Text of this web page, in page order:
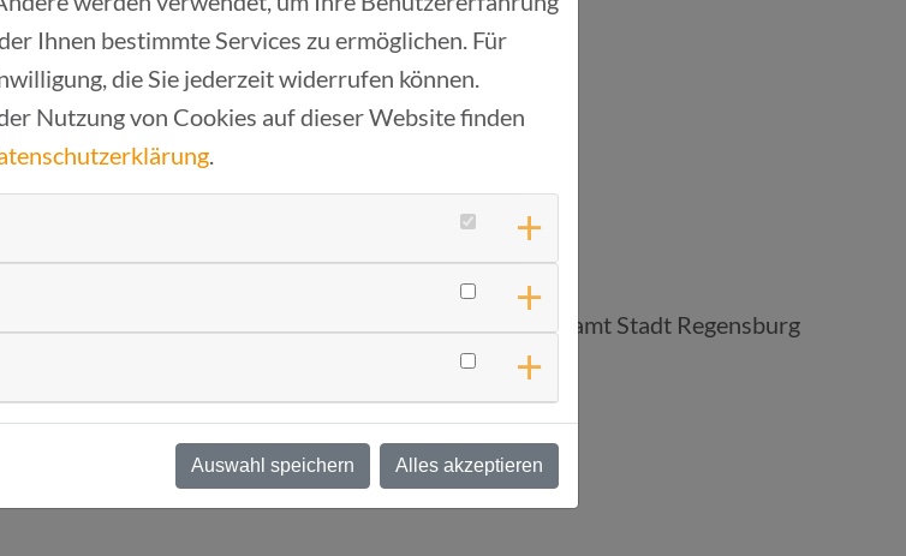
Saskia Reichel, zukünftige Abteilungsleiterin, Vergabeamt Stadt Regensburg
Ihnen bestimmte Services zu ermöglichen. Für
die Sie jederzeit widerrufen können.
Nutzung von Cookies auf dieser Website finden
.
Auswahl speichern Alles akzeptieren